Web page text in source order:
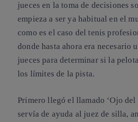
jueces en la toma de decisiones
empieza a ser ya habitual en el
como es el caso del tenis
donde hasta ahora era necesario
jueces para determinar si la
los límites de la pista.
Primero llegó el llamado ‘Ojo del
servía de ayuda al juez de silla,